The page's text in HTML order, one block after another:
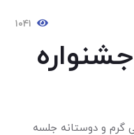
۱۰۴۱
محیطی گرم و دوستانه جلسه